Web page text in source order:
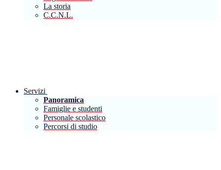
La storia
C.C.N.L.
Servizi
Panoramica
Famiglie e studenti
Personale scolastico
Percorsi di studio